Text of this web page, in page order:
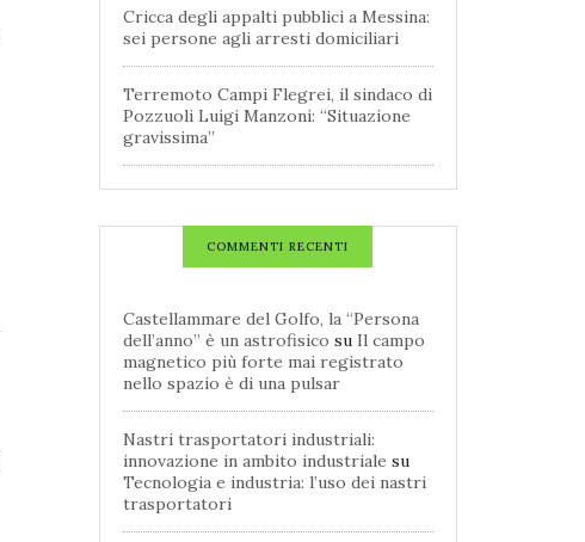
Cricca degli appalti pubblici a Messina:
sei persone agli arresti domiciliari
Terremoto Campi Flegrei, il sindaco di
Pozzuoli Luigi Manzoni: “Situazione
gravissima”
COMMENTI RECENTI
Castellammare del Golfo, la “Persona
dell’anno” è un astrofisico su Il campo
magnetico più forte mai registrato
nello spazio è di una pulsar
Nastri trasportatori industriali:
innovazione in ambito industriale su
Tecnologia e industria: l’uso dei nastri
trasportatori